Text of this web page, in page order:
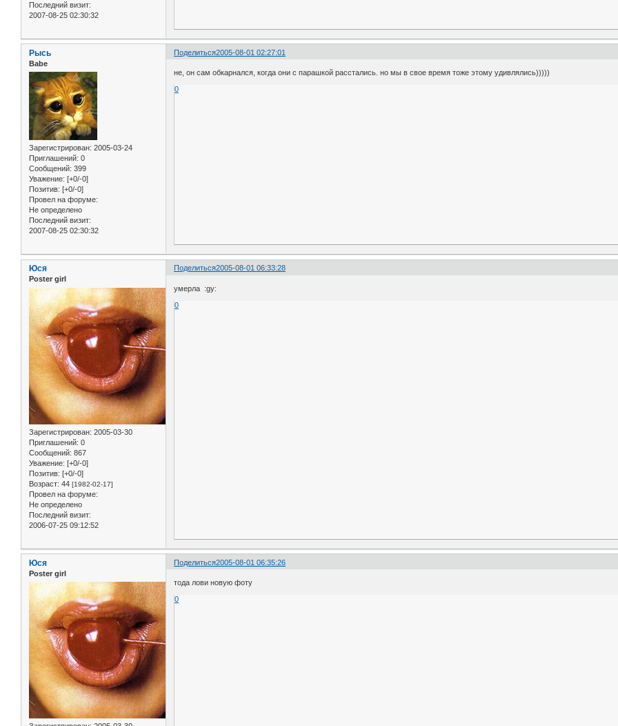
Последний визит:
2007-08-25 02:30:32
Поделиться2005-08-01 02:27:01
Рысь
Babe
Зарегистрирован: 2005-03-24
Приглашений: 0
Сообщений: 399
Уважение: [+0/-0]
Позитив: [+0/-0]
Провел на форуме:
Не определено
Последний визит:
2007-08-25 02:30:32
не, он сам обкарнался, когда они с парашкой расстались. но мы в свое время тоже этому удивлялись)))))
0
Поделиться2005-08-01 06:33:28
Юся
Poster girl
Зарегистрирован: 2005-03-30
Приглашений: 0
Сообщений: 867
Уважение: [+0/-0]
Позитив: [+0/-0]
Возраст: 44 [1982-02-17]
Провел на форуме:
Не определено
Последний визит:
2006-07-25 09:12:52
умерла :gy:
0
Поделиться2005-08-01 06:35:26
Юся
Poster girl
тода лови новую фоту
0